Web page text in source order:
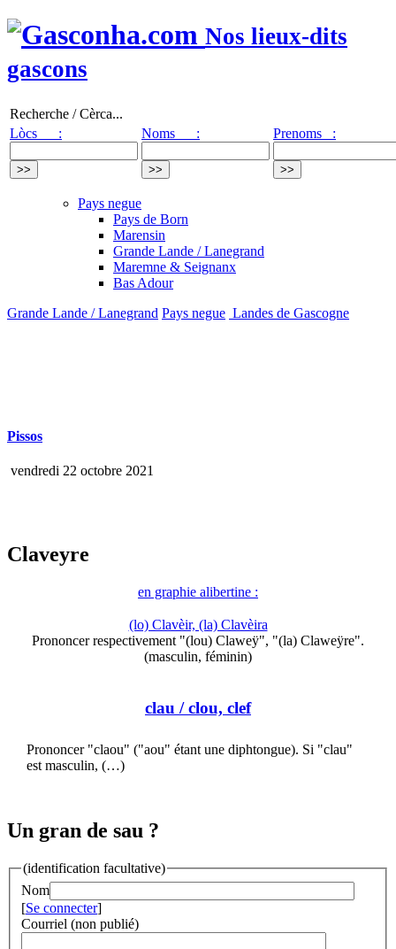
Nos lieux-dits
gascons
Recherche / Cèrca...
Lòcs :
Noms : Prenoms :
Pays negue
Pays de Born
Marensin
Grande Lande / Lanegrand
Maremne & Seignanx
Bas Adour
Grande Lande / Lanegrand Pays negue Landes de Gascogne
Pissos
vendredi 22 octobre 2021
Claveyre
en graphie alibertine :
(lo) Clavèir, (la) Clavèira
Prononcer respectivement "(lou) Claweÿ", "(la) Claweÿre".
(masculin, féminin)
clau / clou, clef
Prononcer "claou" ("aou" étant une diphtongue). Si "clau"
est masculin, (…)
Un gran de sau ?
(identification facultative)
Nom
[Se connecter]
Courriel (non publié)